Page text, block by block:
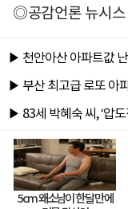
◎공감언론 뉴시스